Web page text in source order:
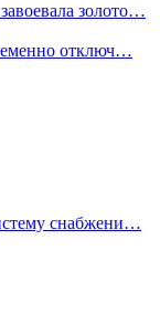
золото…
отключ…
снабжени…